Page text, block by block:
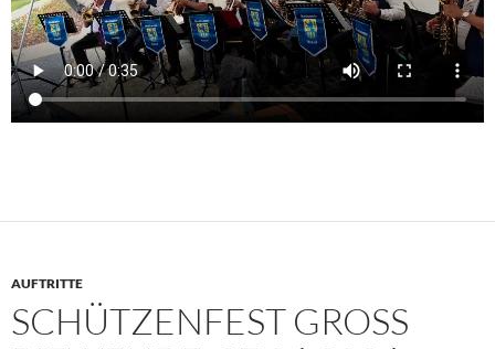
AUFTRITTE
SCHÜTZENFEST GROSS B